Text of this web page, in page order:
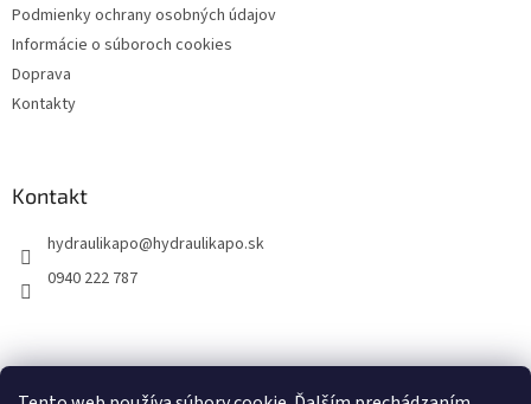
Podmienky ochrany osobných údajov
Informácie o súboroch cookies
Doprava
Kontakty
Kontakt
hydraulikapo@hydraulikapo.sk
0940 222 787